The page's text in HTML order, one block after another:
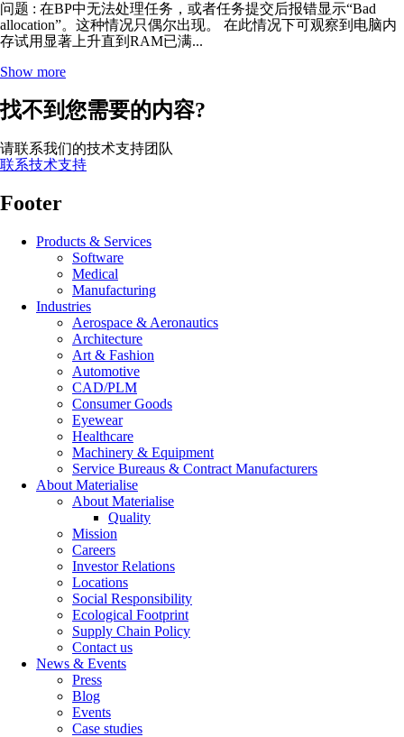
问题 : 在BP中无法处理任务，或者任务提交后报错显示“Bad
allocation”。这种情况只偶尔出现。 在此情况下可观察到电脑内
存试用显著上升直到RAM已满...
Show more
找不到您需要的内容?
请联系我们的技术支持团队
联系技术支持
Footer
Products & Services
Software
Medical
Manufacturing
Industries
Aerospace & Aeronautics
Architecture
Art & Fashion
Automotive
CAD/PLM
Consumer Goods
Eyewear
Healthcare
Machinery & Equipment
Service Bureaus & Contract Manufacturers
About Materialise
About Materialise
Quality
Mission
Careers
Investor Relations
Locations
Social Responsibility
Ecological Footprint
Supply Chain Policy
Contact us
News & Events
Press
Blog
Events
Case studies